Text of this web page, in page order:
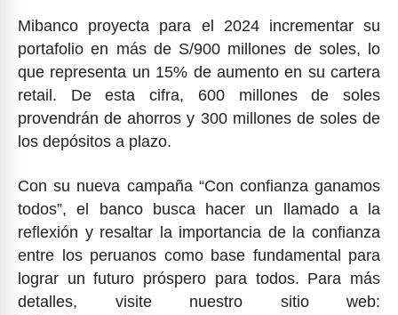
Mibanco proyecta para el 2024 incrementar su
portafolio en más de S/900 millones de soles, lo
que representa un 15% de aumento en su cartera
retail. De esta cifra, 600 millones de soles
provendrán de ahorros y 300 millones de soles de
los depósitos a plazo.
Con su nueva campaña “Con confianza ganamos
todos”, el banco busca hacer un llamado a la
reflexión y resaltar la importancia de la confianza
entre los peruanos como base fundamental para
lograr un futuro próspero para todos. Para más
detalles, visite nuestro sitio web: